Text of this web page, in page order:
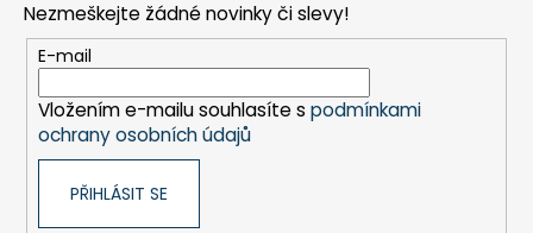
Nezmeškejte žádné novinky či slevy!
E-mail
Vložením e-mailu souhlasíte s podmínkami
ochrany osobních údajů
PŘIHLÁSIT SE